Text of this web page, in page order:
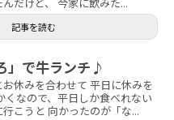
だけど、 今家に飲みた...
記事を読む
」で牛ランチ♪
休みを合わせて 平日に休みを
くなので、平日しか食べれない
こうと 向かったのが「な...